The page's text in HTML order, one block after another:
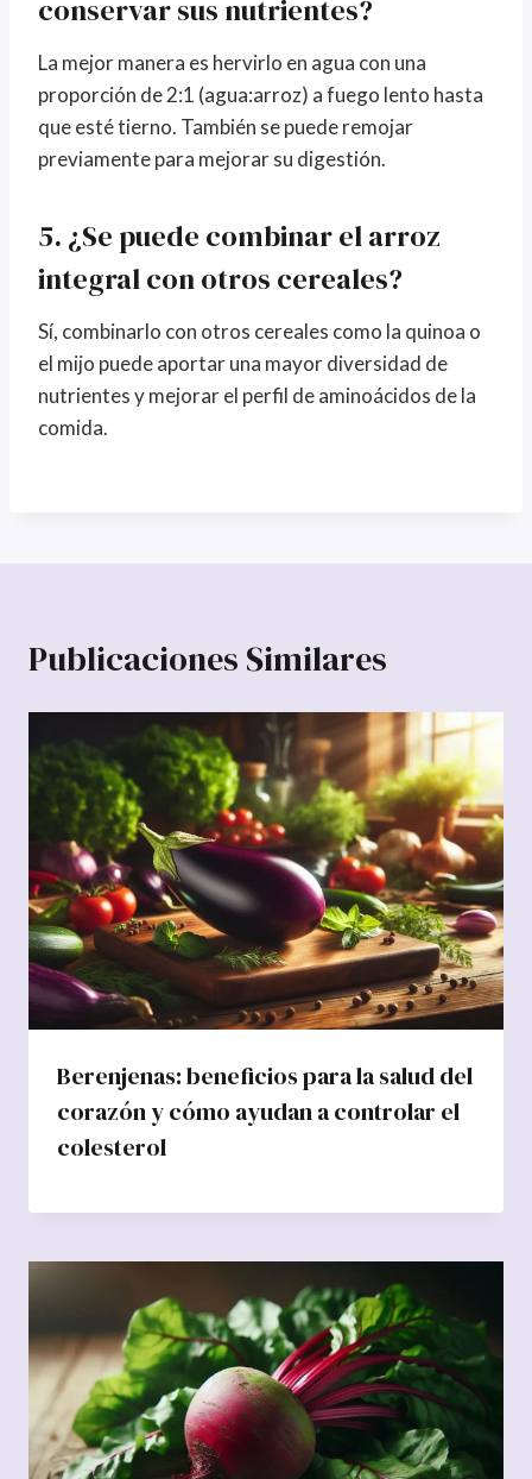
conservar sus nutrientes?
La mejor manera es hervirlo en agua con una
proporción de 2:1 (agua:arroz) a fuego lento hasta
que esté tierno. También se puede remojar
previamente para mejorar su digestión.
5. ¿Se puede combinar el arroz
integral con otros cereales?
Sí, combinarlo con otros cereales como la quinoa o
el mijo puede aportar una mayor diversidad de
nutrientes y mejorar el perfil de aminoácidos de la
comida.
Publicaciones Similares
Berenjenas: beneficios para la salud del
corazón y cómo ayudan a controlar el
colesterol